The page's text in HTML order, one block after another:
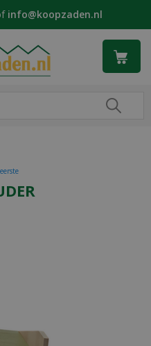
info@koopzaden.nl